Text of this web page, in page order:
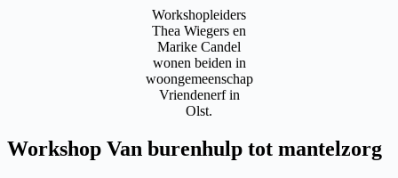
Workshopleiders
Thea Wiegers en
Marike Candel
wonen beiden in
woongemeenschap
Vriendenerf in
Olst.
Workshop Van burenhulp tot mantelzorg